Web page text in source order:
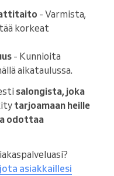
- Varmista,
korkeat
- Kunnioita
aikataulussa.
salongista, joka
tarjoamaan heille
odottaa
asiakkaillesi